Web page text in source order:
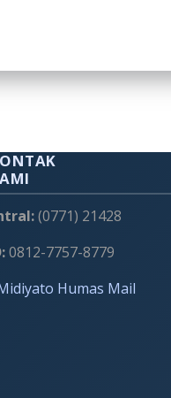
(0771) 21428
0812-7757-8779
Humas Mail